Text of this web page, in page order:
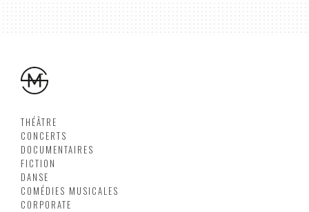
THÉÂTRE
CONCERTS
DOCUMENTAIRES
FICTION
DANSE
COMÉDIES MUSICALES
CORPORATE